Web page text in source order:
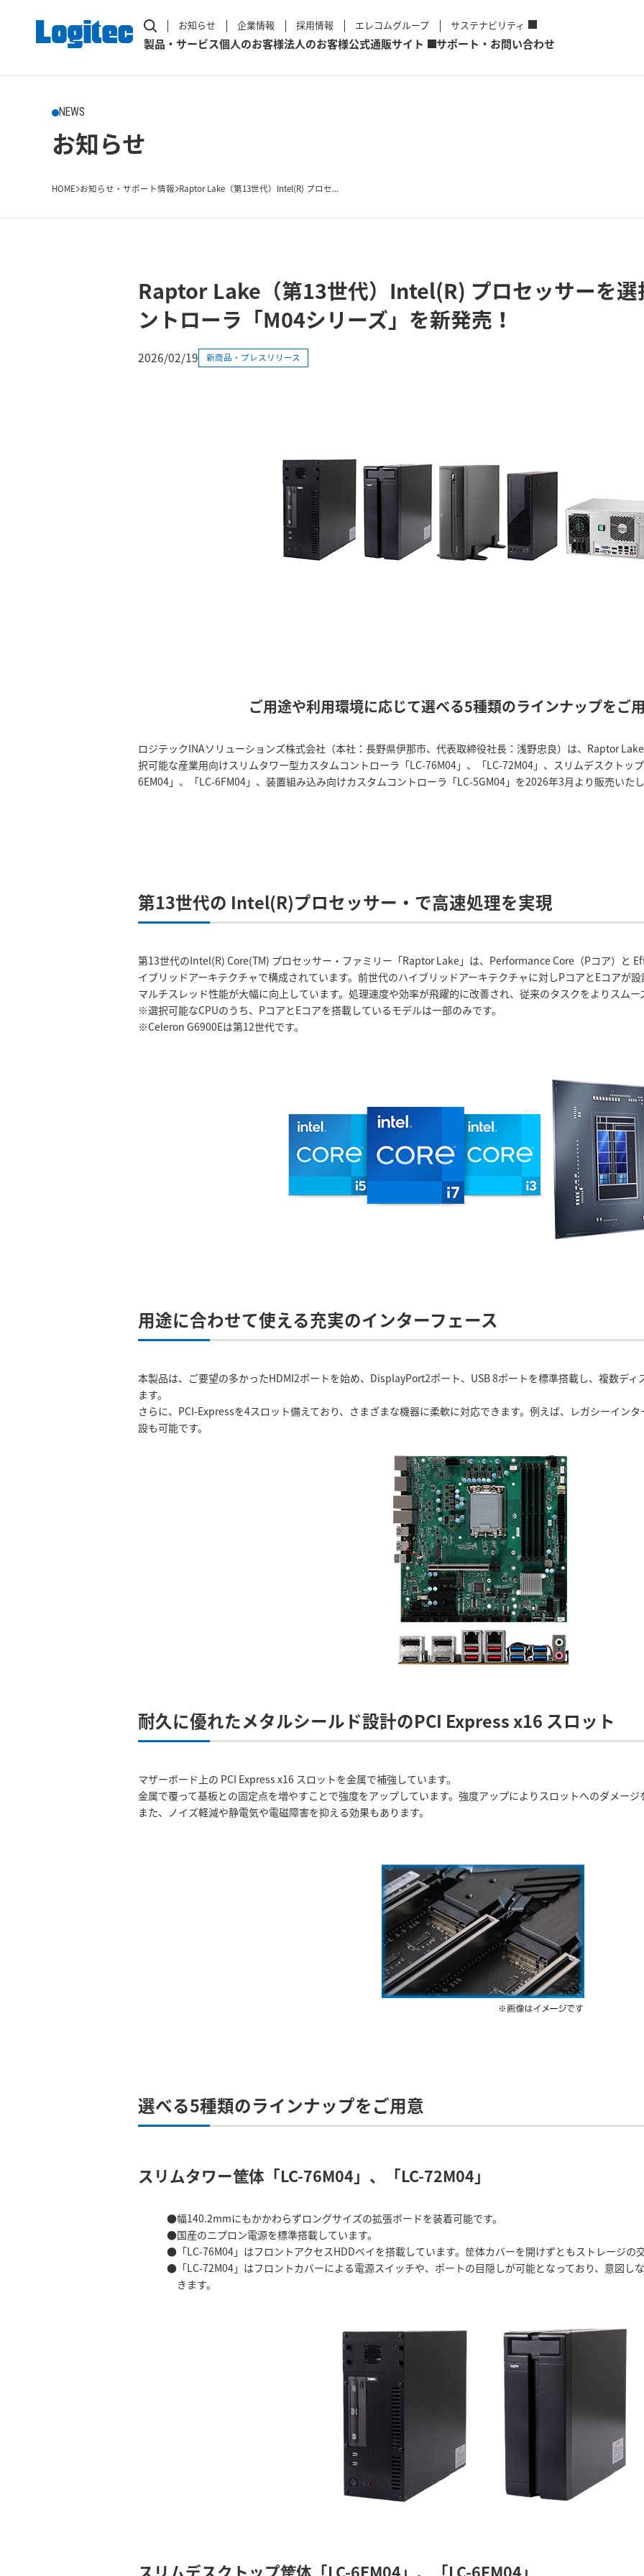
お知らせ 企業情報 採用情報 エレコムグループ サステナビリティ
製品・サービス個人のお客様法人のお客様公式通販サイト サポート・お問い合わせ
NEWS
お知らせ
HOME お知らせ・サポート情報 Raptor Lake（第13世代）Intel(R) プロセ...
Raptor Lake（第13世代）Intel(R) プロセッサーを選
ントローラ「M04シリーズ」を新発売！
2026/02/19 新商品・プレスリリース
ご用途や利用環境に応じて選べる5種類のラインナップをご
ロジテックINAソリューションズ株式会社（本社：長野県伊那市、代表取締役社長：浅野忠良）は、Raptor
択可能な産業用向けスリムタワー型カスタムコントローラ「LC-76M04」、「LC-72M04」、スリムデスクトッ
6EM04」、「LC-6FM04」、装置組み込み向けカスタムコントローラ「LC-5GM04」を2026年3月より販売いたし
第13世代の Intel(R)プロセッサー・で高速処理を実現
第13世代のIntel(R) Core(TM) プロセッサー・ファミリー「Raptor Lake」は、Performance Core（Pコア）と
イブリッドアーキテクチャで構成されています。前世代のハイブリッドアーキテクチャに対しPコアとEコアが
マルチスレッド性能が大幅に向上しています。処理速度や効率が飛躍的に改善され、従来のタスクをよりスムー
※選択可能なCPUのうち、PコアとEコアを搭載しているモデルは一部のみです。
※Celeron G6900Eは第12世代です。
用途に合わせて使える充実のインターフェース
本製品は、ご要望の多かったHDMI2ポートを始め、DisplayPort2ポート、USB 8ポートを標準搭載し、複数デ
ます。
さらに、PCI-Expressを4スロット備えており、さまざまな機器に柔軟に対応できます。例えば、レガシーイン
設も可能です。
耐久に優れたメタルシールド設計のPCI Express x16 スロット
マザーボード上の PCI Express x16 スロットを金属で補強しています。
金属で覆って基板との固定点を増やすことで強度をアップしています。強度アップによりスロットへのダメージ
また、ノイズ軽減や静電気や電磁障害を抑える効果もあります。
選べる5種類のラインナップをご用意
スリムタワー筐体「LC-76M04」、「LC-72M04」
幅140.2mmにもかかわらずロングサイズの拡張ボードを装着可能です。
国産のニプロン電源を標準搭載しています。
「LC-76M04」はフロントアクセスHDDベイを搭載しています。筐体カバーを開けずともストレージの
「LC-72M04」はフロントカバーによる電源スイッチや、ポートの目隠しが可能となっており、意図し
きます。